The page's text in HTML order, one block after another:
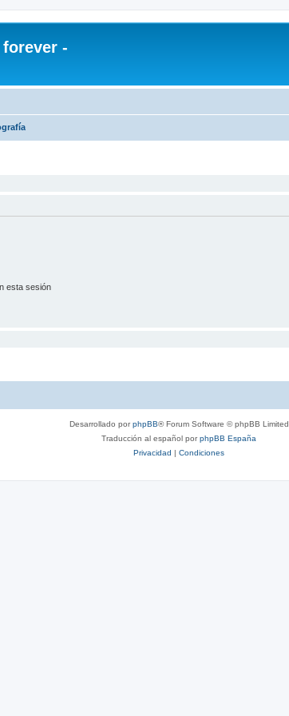
forever -
esta sesión
Desarrollado porphpBB® Forum Software © phpBB Limited
Traducción al español porphpBB España
Privacidad | Condiciones